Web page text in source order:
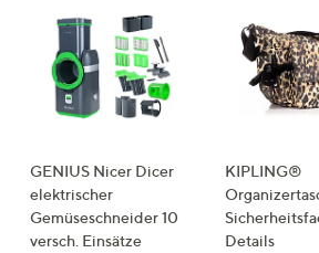
GENIUS Nicer Dicer
elektrischer
Gemüseschneider 10
versch. Einsätze
KIPLING®
Details